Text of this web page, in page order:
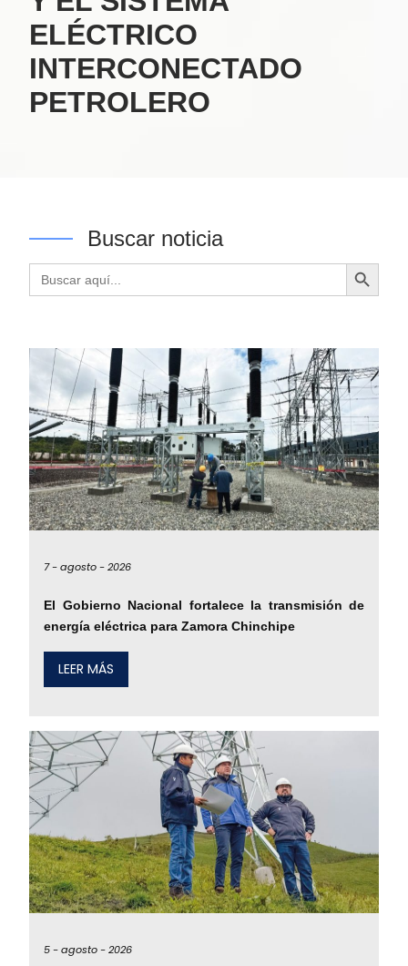
ELÉCTRICO
INTERCONECTADO
PETROLERO
Buscar noticia
Buscar: Botón de búsqueda
7 -agosto -2026
El Gobierno Nacional fortalece la transmisión de
energía eléctrica para Zamora Chinchipe
LEER MÁS
5 -agosto -2026